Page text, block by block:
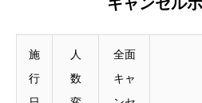
キャンセル
施
行
人
数
全面
キャ